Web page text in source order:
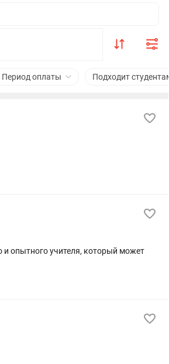
Период оплаты Подходит студентам
и опытного учителя, который может